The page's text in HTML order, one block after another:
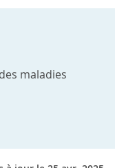
maladies